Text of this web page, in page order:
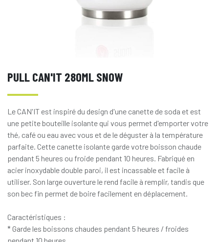
PULL CAN'IT 280ML SNOW
Le CAN'IT est inspiré du design d'une canette de soda et est
une petite bouteille isolante qui vous permet d'emporter votre
thé, café ou eau avec vous et de le déguster à la température
parfaite. Cette canette isolante garde votre boisson chaude
pendant 5 heures ou froide pendant 10 heures. Fabriqué en
acier inoxydable double paroi, il est incassable et facile à
utiliser. Son large ouverture le rend facile à remplir, tandis que
son bec fin permet de boire facilement en déplacement.
Caractéristiques :
* Garde les boissons chaudes pendant 5 heures / froides